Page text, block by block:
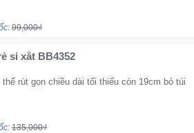
99,000₫
si xắt BB4352
rút gọn chiều dài tối thiểu còn 19cm bỏ túi
135,000₫